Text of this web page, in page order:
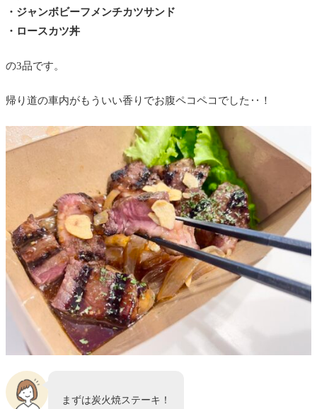
・ジャンボビーフメンチカツサンド
・ロースカツ丼
の3品です。
帰り道の車内がもういい香りでお腹ペコペコでした‥！
まずは炭火焼ステーキ！